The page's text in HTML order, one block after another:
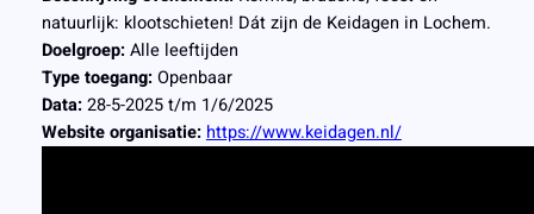
natuurlijk: klootschieten! Dát zijn de Keidagen in Lochem.
Doelgroep: Alle leeftijden
Type toegang: Openbaar
Data: 28-5-2025 t/m 1/6/2025
Website organisatie: https://www.keidagen.nl/